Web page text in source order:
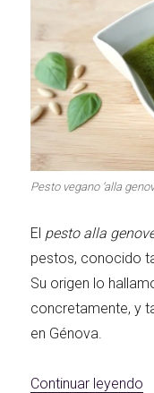
Pesto vegano ‘alla
El pesto alla
pestos, conocido
Su origen lo
concretamente, y
en Génova.
Continuar leyendo